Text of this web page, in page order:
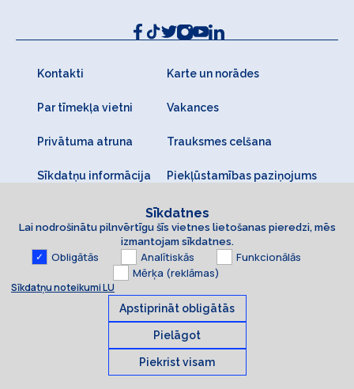
Kontakti Karte un norādes
Par tīmekļa vietni Vakances
Privātuma atruna Trauksmes celšana
Sīkdatņu informācija Piekļūstamības paziņojums
© 2026 Latvijas Universitāte. Visas tiesības aizsargātas
Sīkdatnes
Lai nodrošinātu pilnvērtīgu šīs vietnes lietošanas pieredzi, mēs
izmantojam sīkdatnes.
Obligātās Analītiskās
Funkcionālās
Mērķa (reklāmas)
Sīkdatņu noteikumi LU
Apstiprināt obligātās
Pielāgot
Piekrist visam